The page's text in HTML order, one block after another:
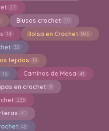
27
Blusas crochet 111
14 Bolsa en Crochet 845
32
tejidos 19
16 Caminos de Mesa 41
en crochet 9
233
41
48